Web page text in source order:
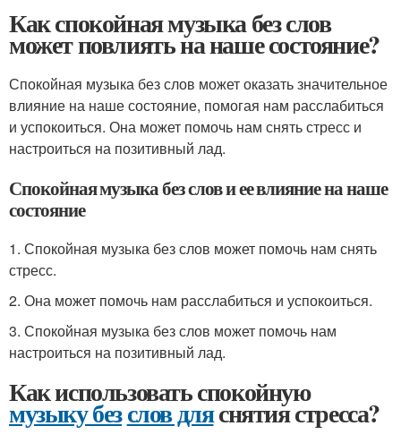
Как спокойная музыка без слов
может повлиять на наше состояние?
Спокойная музыка без слов может оказать значительное
влияние на наше состояние, помогая нам расслабиться
и успокоиться. Она может помочь нам снять стресс и
настроиться на позитивный лад.
Спокойная музыка без слов и ее влияние на наше
состояние
1. Спокойная музыка без слов может помочь нам снять
стресс.
2. Она может помочь нам расслабиться и успокоиться.
3. Спокойная музыка без слов может помочь нам
настроиться на позитивный лад.
Как использовать спокойную
музыку безслов дляснятия стресса?